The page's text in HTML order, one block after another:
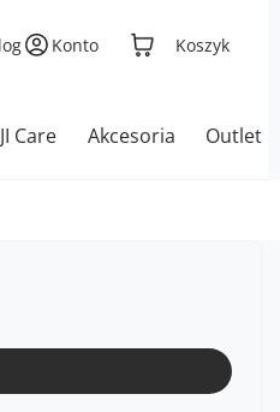
Konto Koszyk
Care Akcesoria Outlet